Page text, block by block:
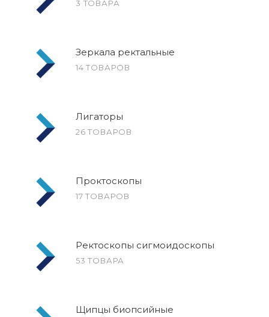
3 ТОВАРА
Зеркала ректальные
14 ТОВАРОВ
Лигаторы
26 ТОВАРОВ
Проктоскопы
17 ТОВАРОВ
Ректоскопы сигмоидоскопы
53 ТОВАРА
Щипцы биопсийные